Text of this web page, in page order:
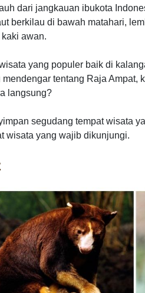
dari jangkauan ibukota
berkilau di bawah matahari,
awan.
yang populer baik di
tentang Raja Ampat,
langsung?
segudang tempat wisata
wisata yang wajib dikunjungi.